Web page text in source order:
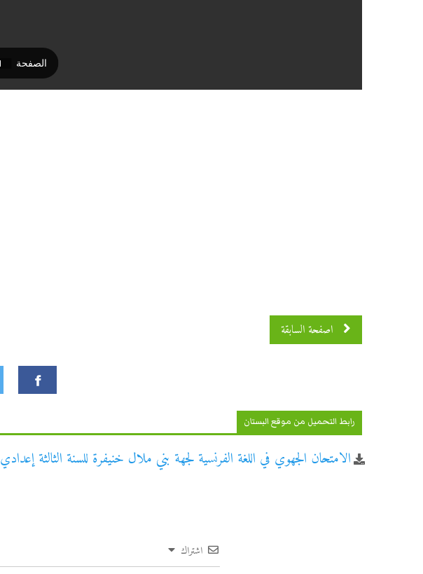
اصفحة السابقة
رابط التحميل من موقع البستان
الامتحان الجهوي في اللغة الفرنسية لجهة بني ملال خنيفرة للسنة الثالثة إعدادي 2014
اشتراك